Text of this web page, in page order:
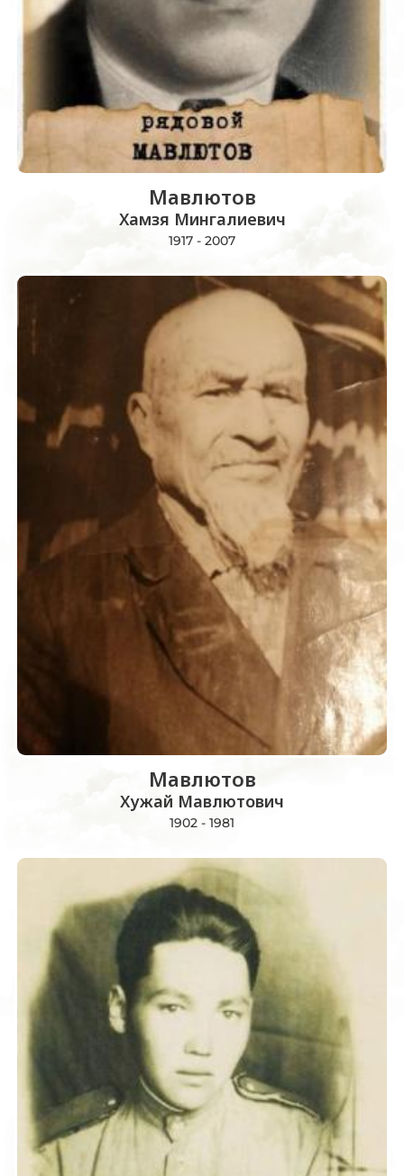
Мавлютов
Хамзя Мингалиевич
1917 - 2007
Мавлютов
Хужай Мавлютович
1902 - 1981